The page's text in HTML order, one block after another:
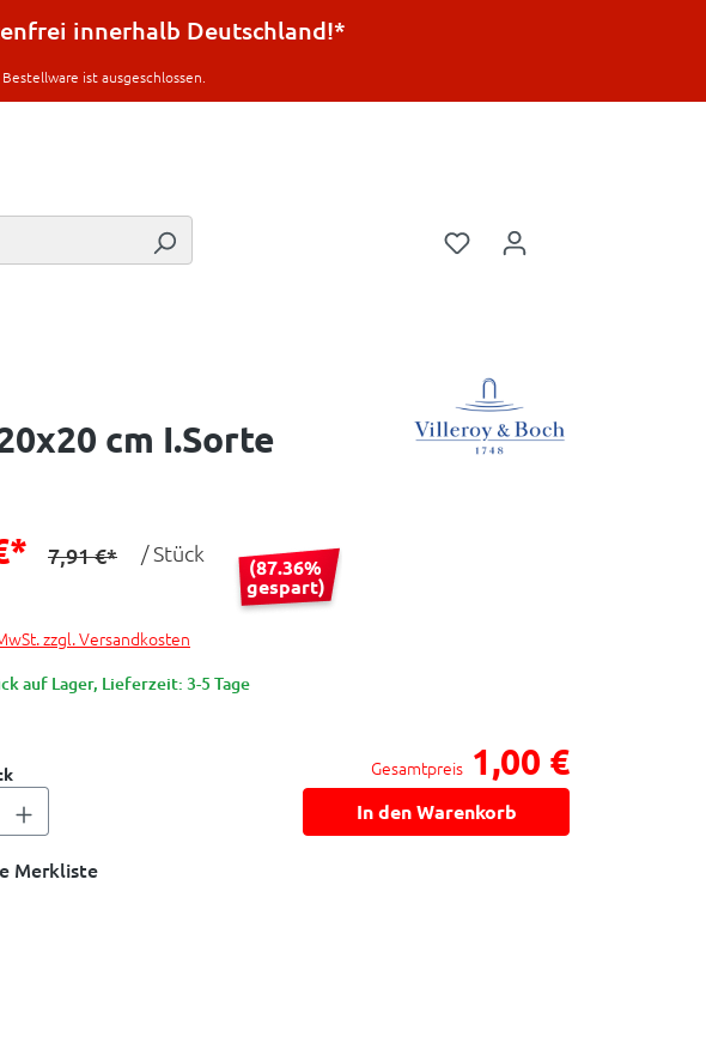
innerhalb Deutschland!*
ist ausgeschlossen.
cm I.Sorte
7,91 €* / Stück
(87.36%
gespart)
zzgl. Versandkosten
auf Lager, Lieferzeit: 3-5 Tage
Gesamtpreis 1,00 €
In den Warenkorb
Merkliste